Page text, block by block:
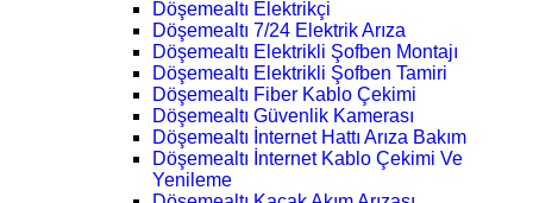
Döşemealtı Elektrikçi
Döşemealtı 7/24 Elektrik Arıza
Döşemealtı Elektrikli Şofben Montajı
Döşemealtı Elektrikli Şofben Tamiri
Döşemealtı Fiber Kablo Çekimi
Döşemealtı Güvenlik Kamerası
Döşemealtı İnternet Hattı Arıza Bakım
Döşemealtı İnternet Kablo Çekimi Ve
Yenileme